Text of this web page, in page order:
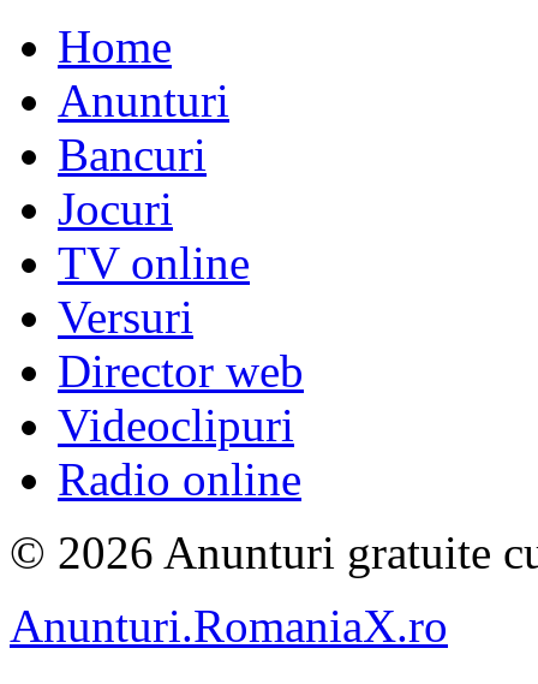
Home
Anunturi
Bancuri
Jocuri
TV online
Versuri
Director web
Videoclipuri
Radio online
© 2026 Anunturi gratuite
Anunturi.RomaniaX.ro